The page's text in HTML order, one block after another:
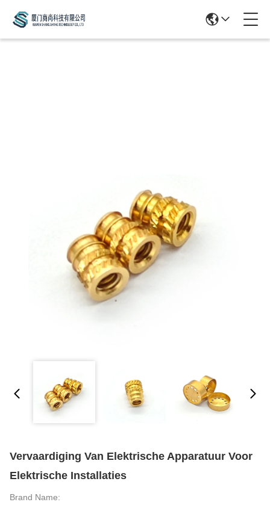
Vervaardiging Van Elektrische Apparatuur Voor
Elektrische Installaties
Brand Name: